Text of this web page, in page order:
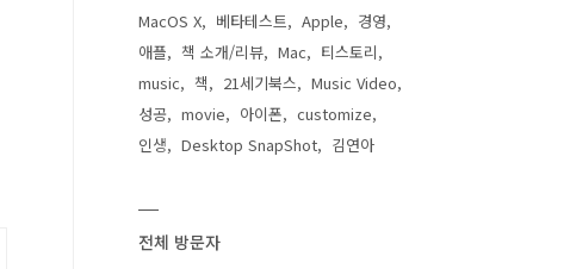
MacOS X
베타테스트 Apple
경영
애플
책 소개/리뷰 Mac
티스토리
music
책 21세기북스
Music Video
성공
movie 아이폰
customize
인생
Desktop SnapShot 김연아
전체 방문자